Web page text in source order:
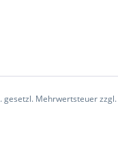
gesetzl. Mehrwertsteuer zzgl.